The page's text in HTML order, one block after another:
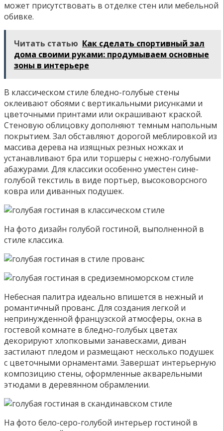
может присутствовать в отделке стен или мебельной
обивке.
Читать статью Как сделать спортивный зал
дома своими руками: продумываем основные
зоны в интерьере
В классическом стиле бледно-голубые стены
оклеивают обоями с вертикальными рисунками и
цветочными принтами или окрашивают краской.
Стеновую облицовку дополняют темным напольным
покрытием. Зал обставляют дорогой меблировкой из
массива дерева на изящных резных ножках и
устанавливают бра или торшеры с нежно-голубыми
абажурами. Для классики особенно уместен сине-
голубой текстиль в виде портьер, высоковорсного
ковра или диванных подушек.
На фото дизайн голубой гостиной, выполненной в
стиле классика.
Небесная палитра идеально впишется в нежный и
романтичный прованс. Для создания легкой и
непринужденной французской атмосферы, окна в
гостевой комнате в бледно-голубых цветах
декорируют хлопковыми занавесками, диван
застилают пледом и размещают несколько подушек
с цветочными орнаментами. Завершат интерьерную
композицию стены, оформленные акварельными
этюдами в деревянном обрамлении.
На фото бело-серо-голубой интерьер гостиной в